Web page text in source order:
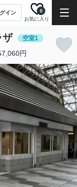
イン
お気に入り
0
ザ 空室1
円